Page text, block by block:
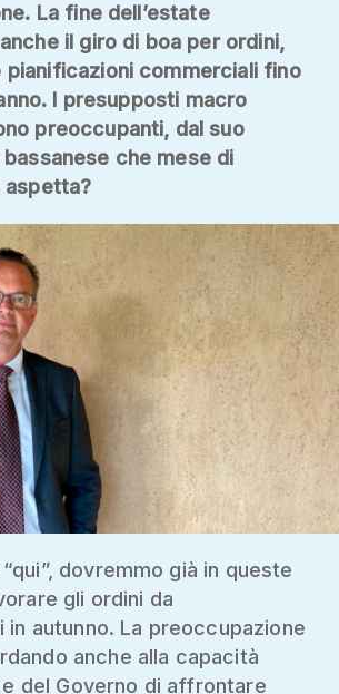
La fine dell’estate
il giro di boa per ordini,
pianificazioni commerciali fino
I presupposti macro
preoccupanti, dal suo
che mese di
dovremmo già in queste
gli ordini da
in autunno. La preoccupazione
anche alla capacità
del Governo di affrontare